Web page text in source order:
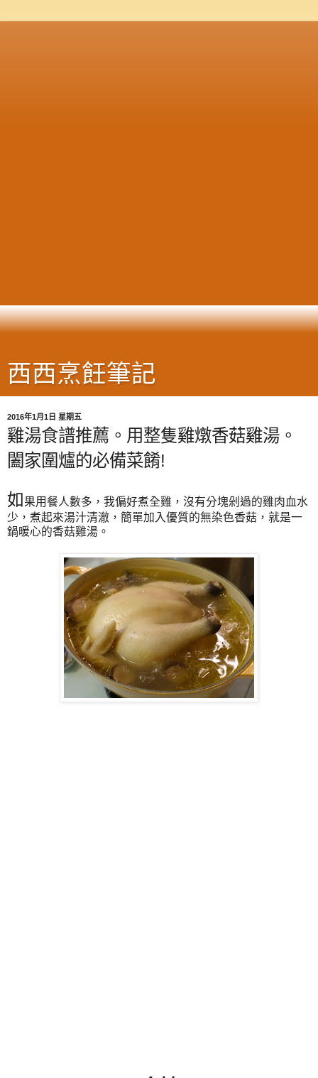
西西烹飪筆記
2016年1月1日 星期五
雞湯食譜推薦。用整隻雞燉香菇雞湯。
闔家圍爐的必備菜餚!
如果用餐人數多，我偏好煮全雞，沒有分塊剁過的雞肉血水
少，煮起來湯汁清澈，簡單加入優質的無染色香菇，就是一
鍋暖心的香菇雞湯。